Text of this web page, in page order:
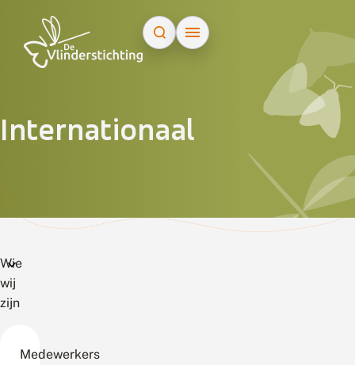
Internationaal
Wie
wij
zijn
Medewerkers